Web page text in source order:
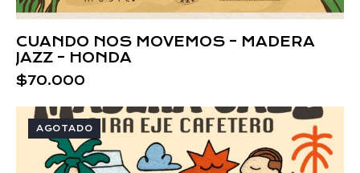
CUANDO NOS MOVEMOS – MADERA
JAZZ – HONDA
$70.000
AGOTADO